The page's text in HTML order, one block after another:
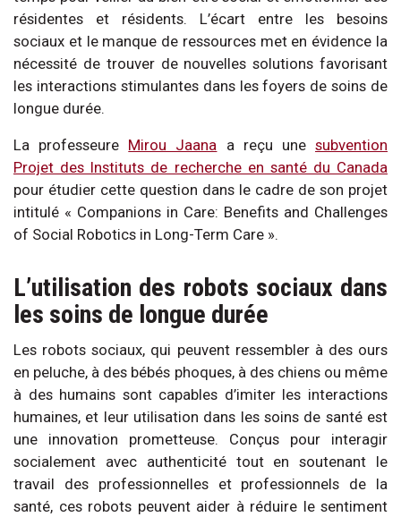
résidentes et résidents. L’écart entre les besoins
sociaux et le manque de ressources met en évidence la
nécessité de trouver de nouvelles solutions favorisant
les interactions stimulantes dans les foyers de soins de
longue durée.
La professeure Mirou Jaana a reçu unesubvention
Projet des Instituts de recherche en santé du Canada
pour étudier cette question dans le cadre de son projet
intitulé « Companions in Care: Benefits and Challenges
of Social Robotics in Long-Term Care ».
L’utilisation des robots sociaux dans
les soins de longue durée
Les robots sociaux, qui peuvent ressembler à des ours
en peluche, à des bébés phoques, à des chiens ou même
à des humains sont capables d’imiter les interactions
humaines, et leur utilisation dans les soins de santé est
une innovation prometteuse. Conçus pour interagir
socialement avec authenticité tout en soutenant le
travail des professionnelles et professionnels de la
santé, ces robots peuvent aider à réduire le sentiment